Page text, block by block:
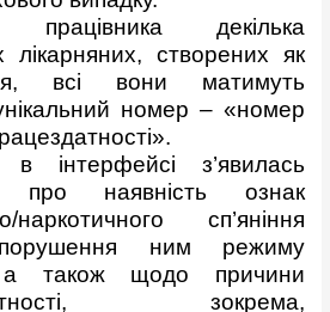
декілька
лікарняних, створених як
всі вони матимуть
номер – «номер
інтерфейсі з’явилась
про наявність ознак
наркотичного сп’яніння
порушення ним режиму
а також щодо причини
зокрема,